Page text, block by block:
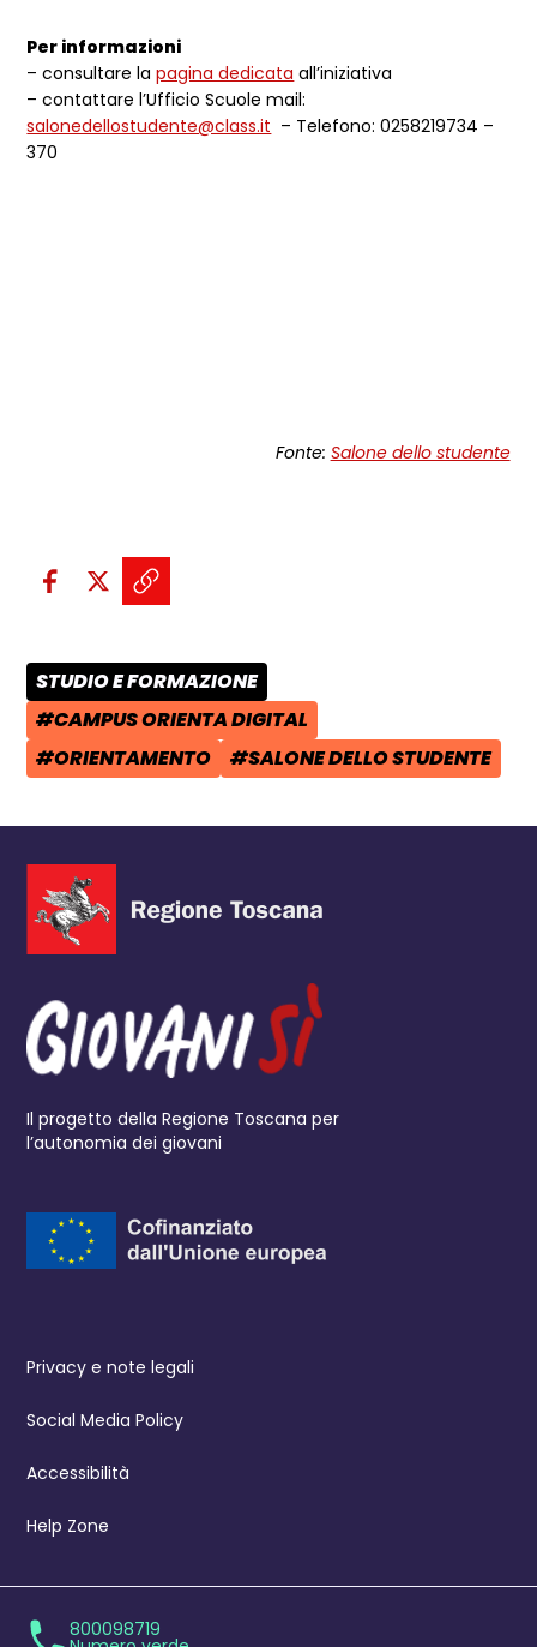
Per informazioni
– consultare lapagina dedicata all’iniziativa
– contattare l’Ufficio Scuole mail:
salonedellostudente@class.it – Telefono: 0258219734 –
370
Fonte: Salone dello studente
Condividi sui social:
Condividi su Facebook - apre
Condividi su X - apre una
Copia il link e condividi -
CATEGORIA POST:
STUDIO E FORMAZIONE
TAG:
#CAMPUS ORIENTA DIGITAL
TAG:
#ORIENTAMENTO TAG:
#SALONE DELLO STUDENTE
Il progetto della Regione Toscana per
l’autonomia dei giovani
Privacy e note legali
Social Media Policy
Accessibilità
Help Zone
800098719